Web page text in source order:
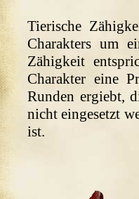
Tierische
Charakters um
Zähigkeit
Charakter eine
Runden ergiebt,
nicht eingesetzt
ist.